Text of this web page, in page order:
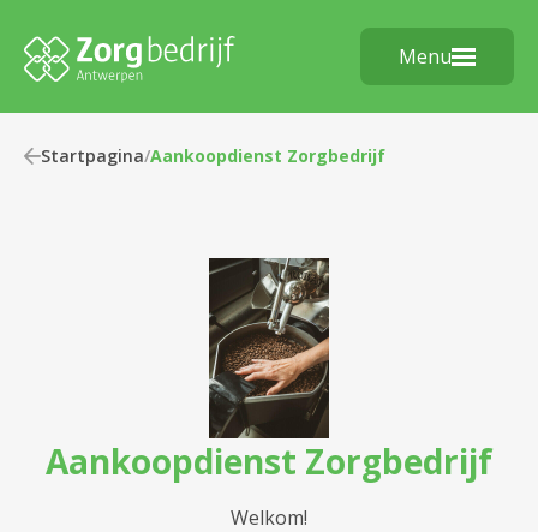
Menu
Startpagina/Aankoopdienst Zorgbedrijf
Aankoopdienst Zorgbedrijf
Welkom!